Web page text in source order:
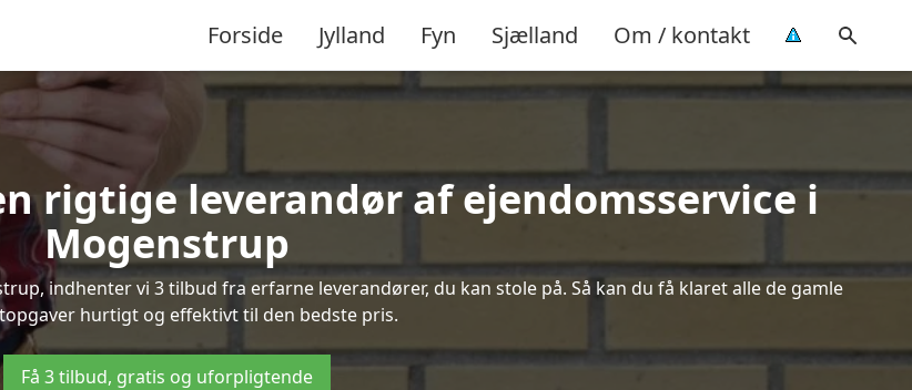
Forside Jylland Fyn Sjælland Om / kontakt
rigtige leverandør af ejendomsservice i
Mogenstrup
indhenter vi 3 tilbud fra erfarne leverandører, du kan stole på. Så kan du få klaret alle de gamle
hurtigt og effektivt til den bedste pris.
Få 3 tilbud, gratis og uforpligtende